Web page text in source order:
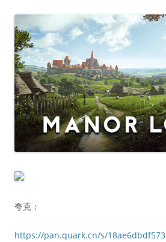
夸克：
https://pan.quark.cn/s/18ae6dbdf573